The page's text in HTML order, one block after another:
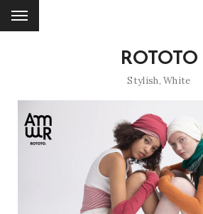
ROTOTO
Stylish,White